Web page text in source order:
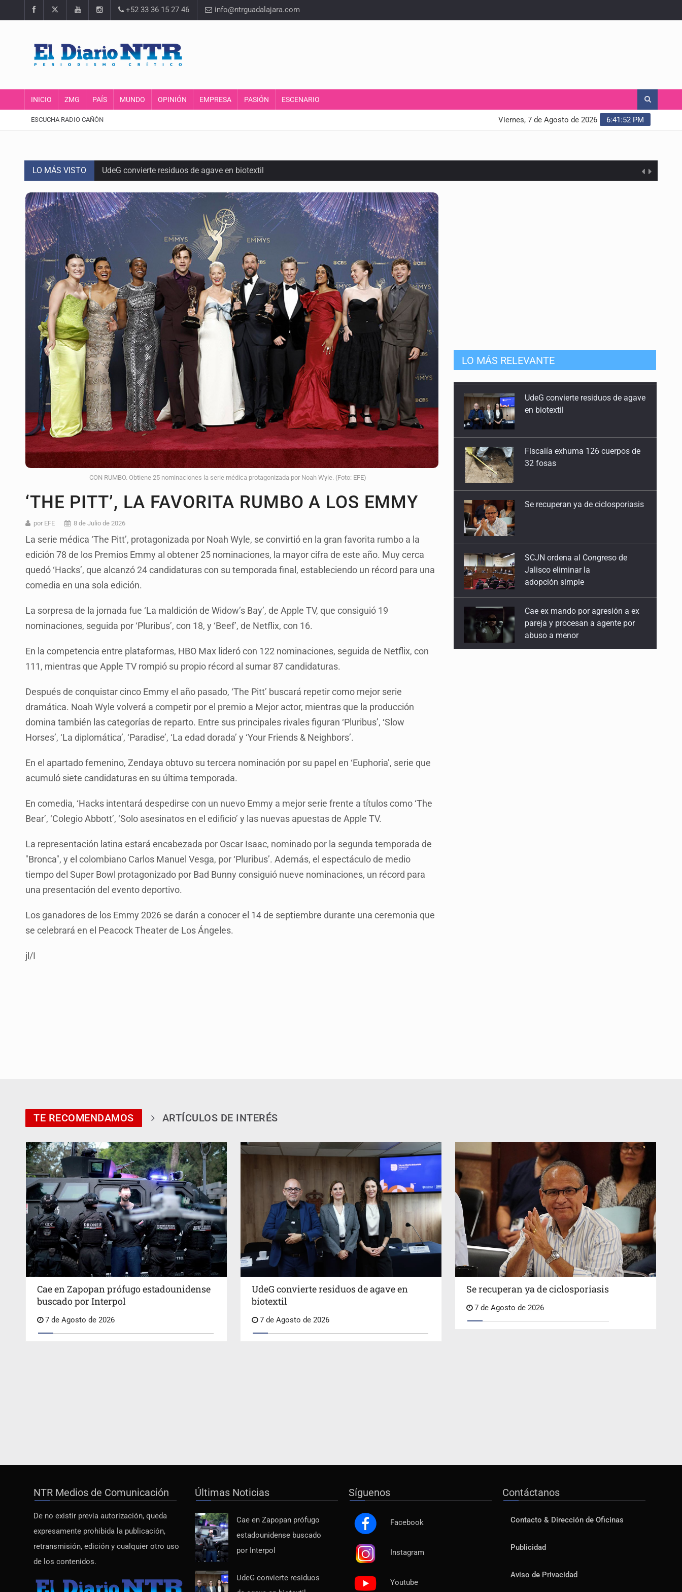
+52 33 36 15 27 46 info@ntrguadalajara.com
INICIO ZMG PAÍS MUNDO OPINIÓN EMPRESA PASIÓN ESCENARIO
ESCUCHA RADIO CAÑÓN 6:41:53 PM
Viernes, 7 de Agosto de 2026
LO MÁS VISTO UdeG convierte residuos de agave en biotextil
Quinto Patio
Se recuperan ya de ciclosporiasis
SCJN ordena al Congreso de Jalisco eliminar la adopción simple
Fiscalía exhuma 126 cuerpos de 32 fosas
Al archivo la mitad de quejas contra el Siapa
Ya hay solicitud de audiencia de imputación en caso Eli Castro
Vecinos acusan retiro de árboles; Ijalvi niega tala
Buscan mantener tradiciones con Feria Corazón de Artesano
Cae en Zapopan prófugo estadounidense buscado por Interpol
CON RUMBO. Obtiene 25 nominaciones la serie médica protagonizada por Noah Wyle. (Foto: EFE)
‘THE PITT’, LA FAVORITA RUMBO A LOS EMMY
por EFE 8 de Julio de 2026
La serie médica ‘The Pitt’, protagonizada por Noah Wyle, se convirtió en la gran favorita rumbo a la
edición 78 de los Premios Emmy al obtener 25 nominaciones, la mayor cifra de este año. Muy cerca
quedó ‘Hacks’, que alcanzó 24 candidaturas con su temporada final, estableciendo un récord para una
comedia en una sola edición.
La sorpresa de la jornada fue ‘La maldición de Widow’s Bay’, de Apple TV, que consiguió 19
nominaciones, seguida por ‘Pluribus’, con 18, y ‘Beef’, de Netflix, con 16.
En la competencia entre plataformas, HBO Max lideró con 122 nominaciones, seguida de Netflix, con
111, mientras que Apple TV rompió su propio récord al sumar 87 candidaturas.
Después de conquistar cinco Emmy el año pasado, ‘The Pitt’ buscará repetir como mejor serie
dramática. Noah Wyle volverá a competir por el premio a Mejor actor, mientras que la producción
domina también las categorías de reparto. Entre sus principales rivales figuran ‘Pluribus’, ‘Slow
Horses’, ‘La diplomática’, ‘Paradise’, ‘La edad dorada’ y ‘Your Friends & Neighbors’.
En el apartado femenino, Zendaya obtuvo su tercera nominación por su papel en ‘Euphoria’, serie que
acumuló siete candidaturas en su última temporada.
En comedia, ‘Hacks intentará despedirse con un nuevo Emmy a mejor serie frente a títulos como ‘The
Bear’, ‘Colegio Abbott’, ‘Solo asesinatos en el edificio’ y las nuevas apuestas de Apple TV.
La representación latina estará encabezada por Oscar Isaac, nominado por la segunda temporada de
"Bronca", y el colombiano Carlos Manuel Vesga, por ‘Pluribus’. Además, el espectáculo de medio
tiempo del Super Bowl protagonizado por Bad Bunny consiguió nueve nominaciones, un récord para
una presentación del evento deportivo.
Los ganadores de los Emmy 2026 se darán a conocer el 14 de septiembre durante una ceremonia que
se celebrará en el Peacock Theater de Los Ángeles.
jl/I
LO MÁS RELEVANTE
UdeG convierte residuos de agave
en biotextil
Fiscalía exhuma 126 cuerpos de
32 fosas
Se recuperan ya de ciclosporiasis
SCJN ordena al Congreso de
Jalisco eliminar la
adopción simple
Cae ex mando por agresión a ex
pareja y procesan a agente por
abuso a menor
TE RECOMENDAMOS ARTÍCULOS DE INTERÉS
Cae en Zapopan prófugo estadounidense
buscado por Interpol
7 de Agosto de 2026
UdeG convierte residuos de agave en
biotextil
7 de Agosto de 2026
Se recuperan ya de ciclosporiasis
7 de Agosto de 2026
NTR Medios de Comunicación
De no existir previa autorización, queda
expresamente prohibida la publicación,
retransmisión, edición y cualquier otro uso
de los contenidos.
Últimas Noticias
Cae en Zapopan prófugo
estadounidense buscado
por Interpol
UdeG convierte residuos
Síguenos
Facebook
Instagram
Youtube
Contáctanos
Contacto & Dirección de Oficinas
Publicidad
Aviso de Privacidad